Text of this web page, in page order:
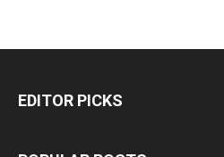
EDITOR PICKS